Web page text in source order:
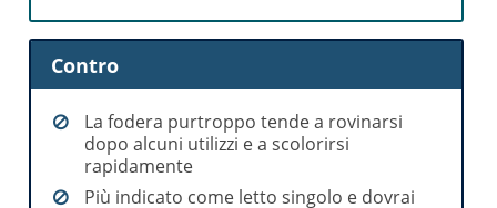
Contro
La fodera purtroppo tende a rovinarsi
dopo alcuni utilizzi e a scolorirsi
rapidamente
Più indicato come letto singolo e dovrai